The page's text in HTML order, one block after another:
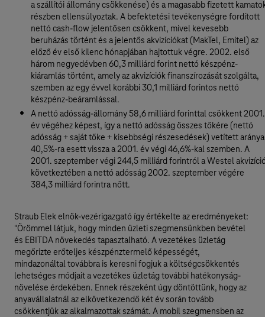
a szállítói állomány csökkenése) és a magasabb fizetett
részben ellensúlyoztak. A befektetési tevékenységre fordított
nettó cash-flow jelentősen csökkent, mivel kevesebb
beruházás történt és a jelentős akvizíciókat (MakTel, Emitel) az
előző év első kilenc hónapjában hajtottuk végre. 2002. első
három negyedévben 60,3 milliárd forint nettó készpénz-
kiáramlás történt, amely az akvizíciók finanszírozását szolgálta,
szemben az egy évvel korábbi 30,1 milliárd forintos nettó
készpénz-beáramlással.
A nettó adósság-állomány 58,6 milliárd forinttal csökkent 2001.
év végéhez képest, így a nettó adósság összes tőkére (nettó
adósság + saját tőke + kisebbségi részesedések) vetített aránya
40,5%-ra esett vissza a 2001. év végi 46,6%-kal szemben. A
2001. szeptember végi 244,5 milliárd forintról a Westel
következtében a nettó adósság 2002. szeptember végére
384,3 milliárd forintra nőtt.
Straub Elek elnök-vezérigazgató így értékelte az eredményeket:
"Örömmel látjuk, hogy minden üzleti szegmensünkben bevétel
és EBITDA növekedés tapasztalható. A vezetékes üzletág
megőrizte erőteljes készpénztermelő képességét,
mindazonáltal továbbra is keresni fogjuk a költségcsökkentés
lehetséges módjait a vezetékes üzletág további hatékonyság-
növelése érdekében. Ennek részeként úgy döntöttünk, hogy az
anyavállalatnál az elkövetkezendő két év során tovább
csökkentjük az alkalmazottak számát. A mobil szegmensben az